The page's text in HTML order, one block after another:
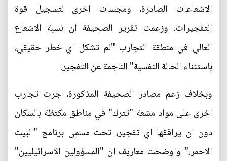
الاشعاعات الصادرة، ومجسات اخرى لتسجيل قوة
التفجيرات. وزعمت تقرير الصحيفة ان نسبة الاشعاع
العالي في منطقة التجارب "لم تشكل اي خطر حقيقي،
باستثناء الحالة النفسية" الناجمة عن التفجير.
وبخلاف زعم مصادر الصحيفة المذكورة، جرت تجارب
اخرى على مواد مشعة "تترك" في مناطق مكتظة بالسكان
دون ان يرافقها اي تفجير، تحت مسمى برنامج "البيت
الاحمر." واوضحت معاريف ان "المسؤولين الاسرائيليين"